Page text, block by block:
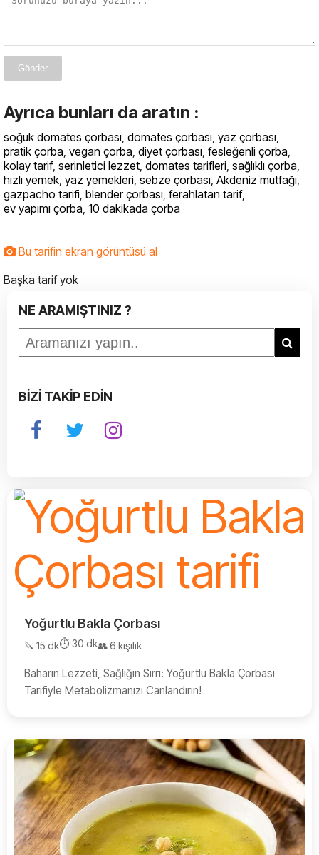
Gönder
Ayrıca bunları da aratın :
soğuk domates çorbası, domates çorbası, yaz çorbası,
pratik çorba, vegan çorba, diyet çorbası, fesleğenli çorba,
kolay tarif, serinletici lezzet, domates tarifleri, sağlıklı çorba,
hızlı yemek, yaz yemekleri, sebze çorbası, Akdeniz mutfağı,
gazpacho tarifi, blender çorbası, ferahlatan tarif,
ev yapımı çorba, 10 dakikada çorba
Bu tarifin ekran görüntüsü al
Başka tarif yok
NE ARAMIŞTINIZ ?
BİZİ TAKİP EDİN
Yoğurtlu Bakla Çorbası
🔪 15 dk⏱️ 30 dk👥 6 kişilik
Baharın Lezzeti, Sağlığın Sırrı: Yoğurtlu Bakla Çorbası
Tarifiyle Metabolizmanızı Canlandırın!